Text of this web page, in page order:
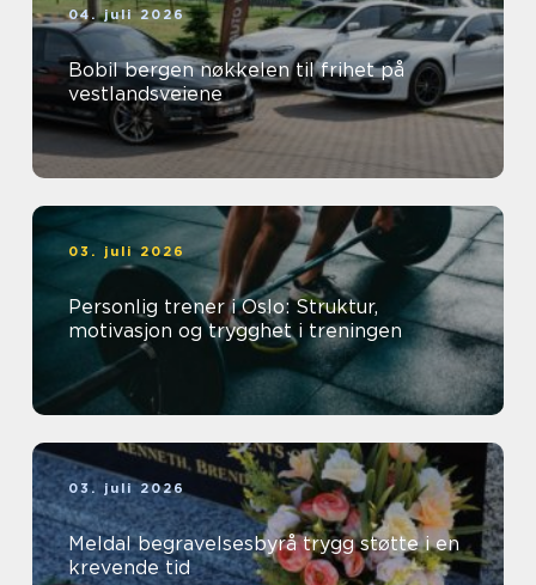
04. juli 2026
Bobil bergen nøkkelen til frihet på
vestlandsveiene
03. juli 2026
Personlig trener i Oslo: Struktur,
motivasjon og trygghet i treningen
03. juli 2026
Meldal begravelsesbyrå trygg støtte i en
krevende tid